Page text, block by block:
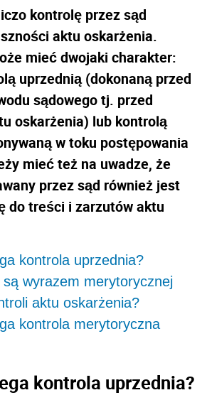
kontrolę przez sąd
aktu oskarżenia.
mieć dwojaki charakter:
uprzednią (dokonaną przed
sądowego tj. przed
oskarżenia) lub kontrolą
w toku postępowania
mieć też na uwadze, że
przez sąd również jest
do treści i zarzutów aktu
kontrola uprzednia?
wyrazem merytorycznej
aktu oskarżenia?
kontrola merytoryczna
kontrola uprzednia?